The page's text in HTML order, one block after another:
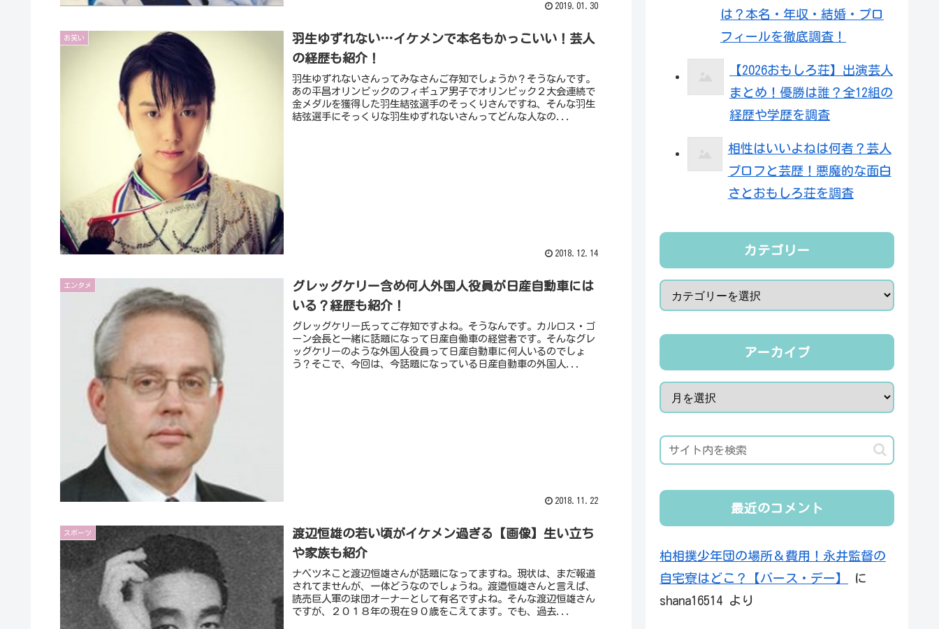
2019.01.30
お笑い
羽生ゆずれない…イケメンで本名もかっこいい！芸人
の経歴も紹介！
羽生ゆずれないさんってみなさんご存知でしょうか？そうなんです。
あの平昌オリンピックのフィギュア男子でオリンピック２大会連続で
金メダルを獲得した羽生結弦選手のそっくりさんですね、そんな羽生
結弦選手にそっくりな羽生ゆずれないさんってどんな人なの...
2018.12.14
エンタメ
グレッグケリー含め何人外国人役員が日産自動車には
いる？経歴も紹介！
グレッグケリー氏ってご存知ですよね。そうなんです。カルロス・ゴ
ーン会長と一緒に話題になって日産自働車の経営者です。そんなグレ
ッグケリーのような外国人役員って日産自動車に何人いるのでしょ
う？そこで、今回は、今話題になっている日産自動車の外国人...
2018.11.22
スポーツ
渡辺恒雄の若い頃がイケメン過ぎる【画像】生い立ち
や家族も紹介
ナベツネこと渡辺恒雄さんが話題になってますね。現状は、まだ報道
されてませんが、一体どうなのでしょうね。渡邉恒雄さんと言えば、
読売巨人軍の球団オーナーとして有名ですよね。そんな渡辺恒雄さん
ですが、２０１８年の現在９０歳をこえてます。でも、過去...
は？本名・年収・結婚・プロ
フィールを徹底調査！
【2026おもしろ荘】出演芸人
まとめ！優勝は誰？全12組の
経歴や学歴を調査
相性はいいよねは何者？芸人
プロフと芸歴！悪魔的な面白
さとおもしろ荘を調査
カテゴリー
アーカイブ
最近のコメント
柏相撲少年団の場所＆費用！永井監督の
自宅寮はどこ？【バース・デー】
に
shana16514 より